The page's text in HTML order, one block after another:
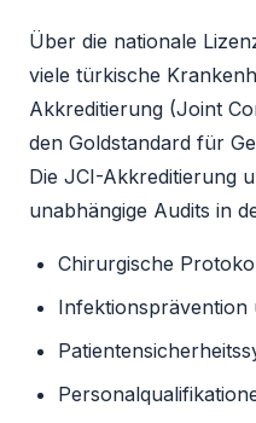
Über die nationale
viele türkische
Akkreditierung (Joint
den Goldstandard für
Die JCI-Akkreditierung
unabhängige Audits in
Chirurgische